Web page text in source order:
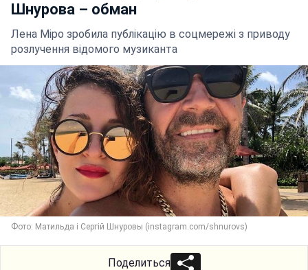
Шнурова – обман
Лена Міро зробила публікацію в соцмережі з приводу
розлучення відомого музиканта
Фото: Матильда і Сергій Шнуровы (instagram.com/shnurovs)
Поделиться